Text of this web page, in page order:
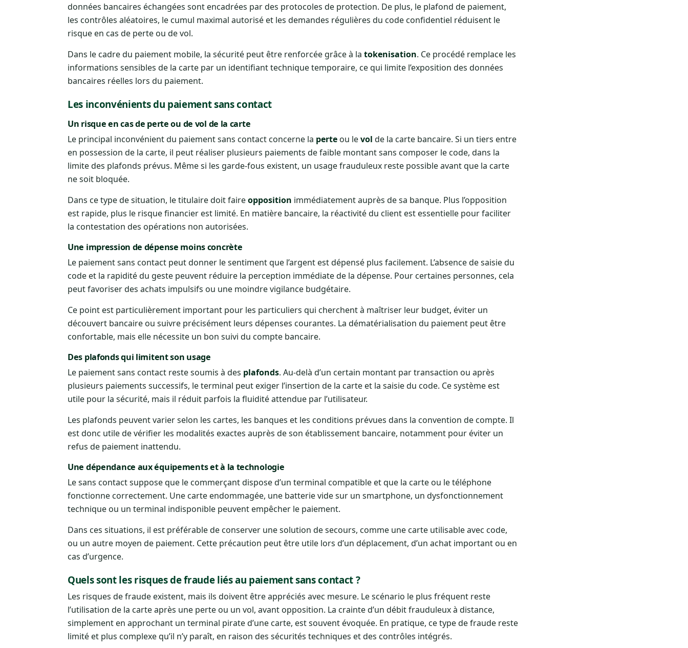
données bancaires échangées sont encadrées par des protocoles de protection. De plus, le plafond de paiement,
les contrôles aléatoires, le cumul maximal autorisé et les demandes régulières du code confidentiel réduisent le
risque en cas de perte ou de vol.
Dans le cadre du paiement mobile, la sécurité peut être renforcée grâce à la tokenisation. Ce procédé remplace les
informations sensibles de la carte par un identifiant technique temporaire, ce qui limite l’exposition des données
bancaires réelles lors du paiement.
Les inconvénients du paiement sans contact
Un risque en cas de perte ou de vol de la carte
Le principal inconvénient du paiement sans contact concerne la perte ou levol de la carte bancaire. Si un tiers entre
en possession de la carte, il peut réaliser plusieurs paiements de faible montant sans composer le code, dans la
limite des plafonds prévus. Même si les garde-fous existent, un usage frauduleux reste possible avant que la carte
ne soit bloquée.
Dans ce type de situation, le titulaire doit faireopposition immédiatement auprès de sa banque. Plus l’opposition
est rapide, plus le risque financier est limité. En matière bancaire, la réactivité du client est essentielle pour faciliter
la contestation des opérations non autorisées.
Une impression de dépense moins concrète
Le paiement sans contact peut donner le sentiment que l’argent est dépensé plus facilement. L’absence de saisie du
code et la rapidité du geste peuvent réduire la perception immédiate de la dépense. Pour certaines personnes, cela
peut favoriser des achats impulsifs ou une moindre vigilance budgétaire.
Ce point est particulièrement important pour les particuliers qui cherchent à maîtriser leur budget, éviter un
découvert bancaire ou suivre précisément leurs dépenses courantes. La dématérialisation du paiement peut être
confortable, mais elle nécessite un bon suivi du compte bancaire.
Des plafonds qui limitent son usage
Le paiement sans contact reste soumis à des plafonds. Au-delà d’un certain montant par transaction ou après
plusieurs paiements successifs, le terminal peut exiger l’insertion de la carte et la saisie du code. Ce système est
utile pour la sécurité, mais il réduit parfois la fluidité attendue par l’utilisateur.
Les plafonds peuvent varier selon les cartes, les banques et les conditions prévues dans la convention de compte. Il
est donc utile de vérifier les modalités exactes auprès de son établissement bancaire, notamment pour éviter un
refus de paiement inattendu.
Une dépendance aux équipements et à la technologie
Le sans contact suppose que le commerçant dispose d’un terminal compatible et que la carte ou le téléphone
fonctionne correctement. Une carte endommagée, une batterie vide sur un smartphone, un dysfonctionnement
technique ou un terminal indisponible peuvent empêcher le paiement.
Dans ces situations, il est préférable de conserver une solution de secours, comme une carte utilisable avec code,
ou un autre moyen de paiement. Cette précaution peut être utile lors d’un déplacement, d’un achat important ou en
cas d’urgence.
Quels sont les risques de fraude liés au paiement sans contact ?
Les risques de fraude existent, mais ils doivent être appréciés avec mesure. Le scénario le plus fréquent reste
l’utilisation de la carte après une perte ou un vol, avant opposition. La crainte d’un débit frauduleux à distance,
simplement en approchant un terminal pirate d’une carte, est souvent évoquée. En pratique, ce type de fraude reste
limité et plus complexe qu’il n’y paraît, en raison des sécurités techniques et des contrôles intégrés.